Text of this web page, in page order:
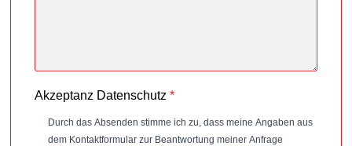
Akzeptanz Datenschutz *
Durch das Absenden stimme ich zu, dass meine Angaben aus
dem Kontaktformular zur Beantwortung meiner Anfrage